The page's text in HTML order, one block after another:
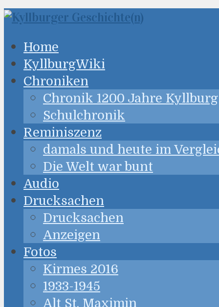
Home
KyllburgWiki
Chroniken
Chronik 1200 Jahre Kyllburg
Schulchronik
Reminiszenz
damals und heute im
Die Welt war bunt
Audio
Drucksachen
Drucksachen
Anzeigen
Fotos
Kirmes 2016
1933-1945
Alt St. Maximin